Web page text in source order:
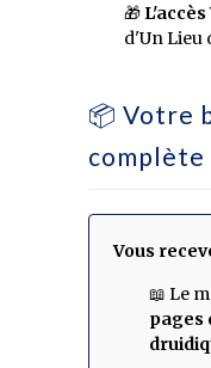
🎁 L'accès
d'Un Lieu
📦 Votre
complète
Vous
📖 Le
pages